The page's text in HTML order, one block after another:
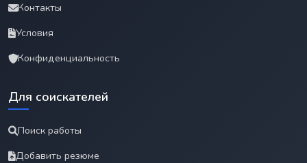
Контакты
Условия
Конфиденциальность
Для соискателей
Поиск работы
Добавить резюме